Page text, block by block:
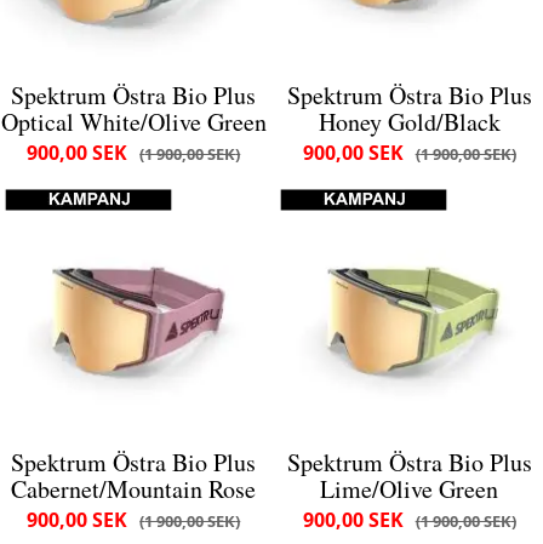
Spektrum Östra Bio Plus
Optical White/Olive Green
1 900,00 SEK
900,00 SEK
Spektrum Östra Bio Plus
Honey Gold/Black
1 900,00 SEK
900,00 SEK
Spektrum Östra Bio Plus
Cabernet/Mountain Rose
1 900,00 SEK
900,00 SEK
Spektrum Östra Bio Plus
Lime/Olive Green
1 900,00 SEK
900,00 SEK